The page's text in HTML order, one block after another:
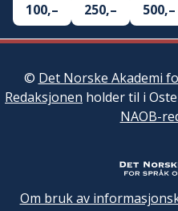
100,–
250,– 500,–
© Det Norske Akademi
Redaksjonen holder til i
NAOB-
Om bruk av